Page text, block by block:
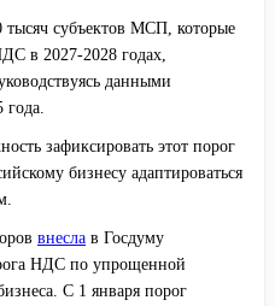
тысяч субъектов МСП, которые
в 2027-2028 годах,
данными
зафиксировать этот порог
бизнесу адаптироваться
внесла в Госдуму
НДС по упрощенной
С 1 января порог